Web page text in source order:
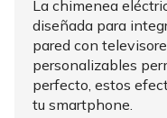
La chimenea
diseñada para
pared con
personalizables
perfecto, estos
tu smartphone.